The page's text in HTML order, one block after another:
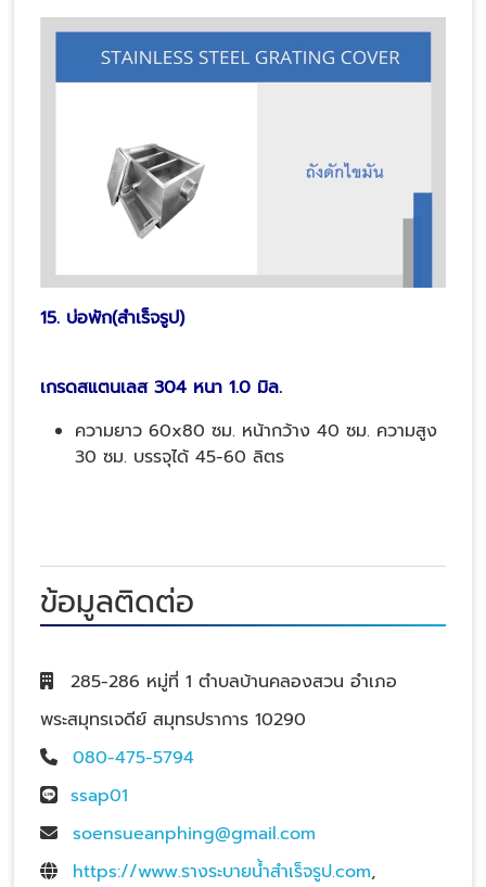
15. บ่อพัก(สำเร็จรูป)
เกรดสแตนเลส 304 หนา 1.0 มิล.
ความยาว 60x80 ซม. หน้ากว้าง 40 ซม. ความสูง
30 ซม. บรรจุได้ 45-60 ลิตร
ข้อมูลติดต่อ
285-286 หมู่ที่ 1 ตำบลบ้านคลองสวน อำเภอ
พระสมุทรเจดีย์ สมุทรปราการ 10290
080-475-5794
ssap01
soensueanphing@gmail.com
https://www.รางระบายน้ําสําเร็จรูป.com,